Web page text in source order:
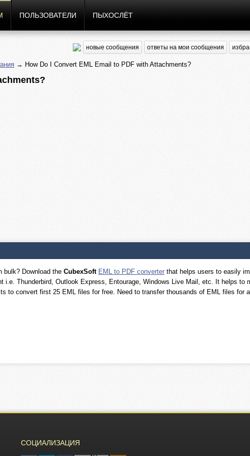
ПОЛЬЗОВАТЕЛИ ПЫХОСЛЁТ
новые сообщения ответы на мои сообщения
→ How Do I Convert EML Email to PDF with Attachments?
bulk? Download the CubexSoft EML to PDF converter that helps users to easily
i.e. Thunderbird, Outlook Express, Entourage, Windows Live Mail, etc. It helps
to convert first 25 EML files for free. Need to transfer thousands of EML files
СОЦИАЛИЗАЦИЯ